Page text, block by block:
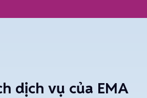
dịch vụ của EMA